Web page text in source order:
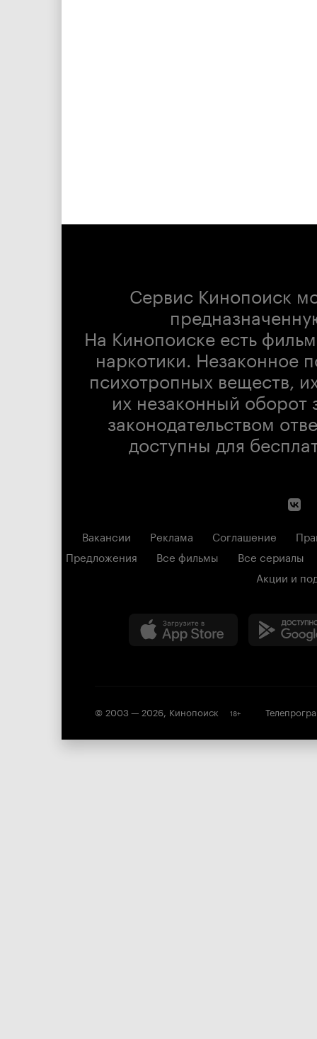
Сервис Кинопоиск
На Кинопоиске есть
наркотики. Незаконное
психотропных веществ,
их незаконный оборот
законодательством
доступны для
Вакансии Реклама Соглашение
Предложения
Все фильмы
Все сериалы
Акции и
© 2003 — 2026, Кинопоиск 18+